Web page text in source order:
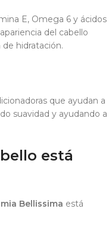
E, Omega 6 y ácidos
del cabello
hidratación.
que ayudan a
suavidad y ayudando a
está
Bellissima está